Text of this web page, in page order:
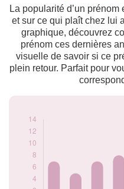
La popularité d’un
et sur ce qui plaît chez lui
graphique, découvrez
prénom ces dernières
visuelle de savoir si ce
plein retour. Parfait pour
Popularité du
prénom Walter par
année
2015
5
2017
7
2018
8
2019
6
2020
14
2021
7